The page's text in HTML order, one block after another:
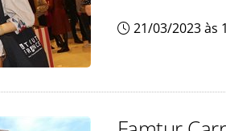
21/03/2023 às